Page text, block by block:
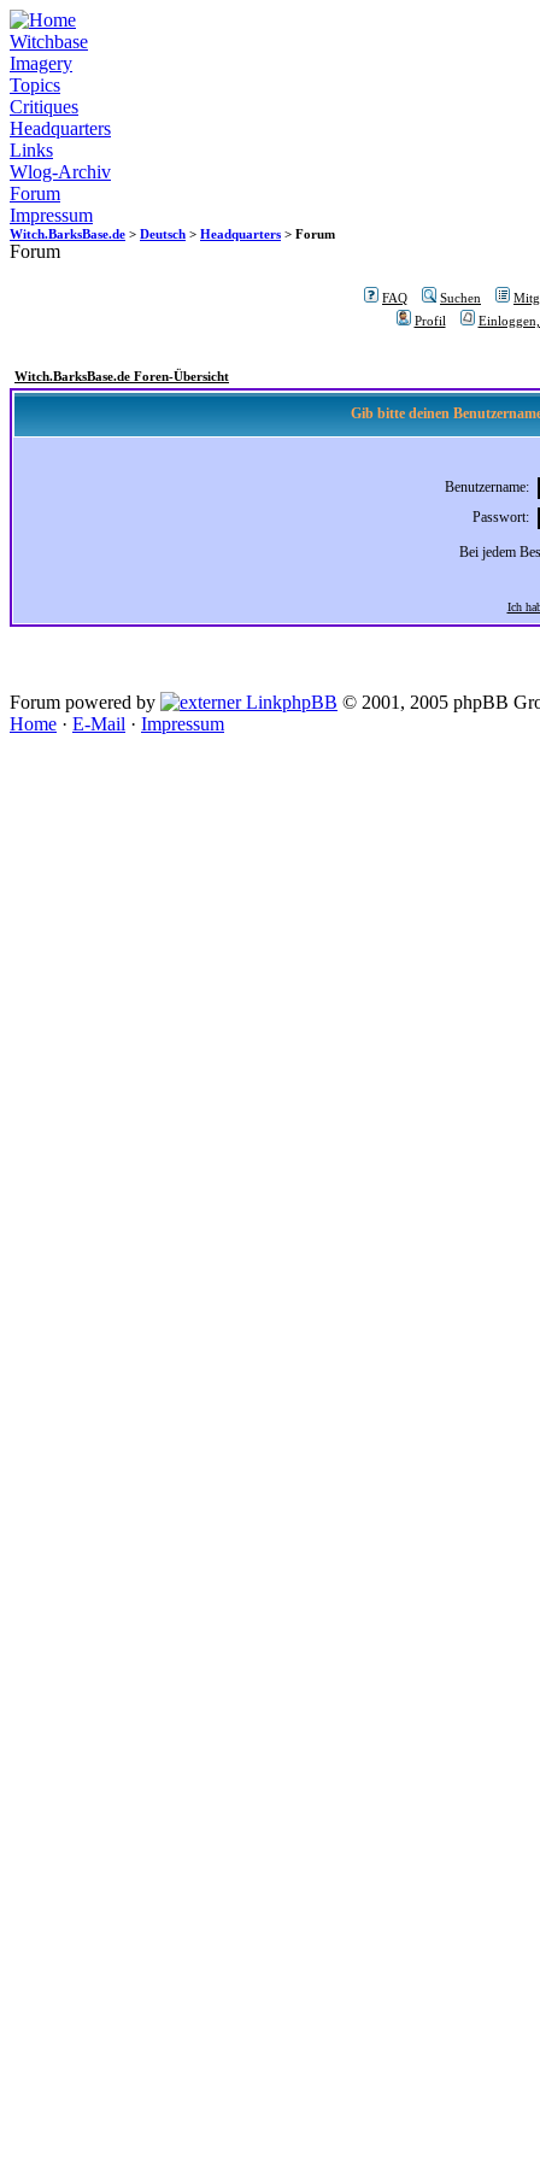
Witchbase
Imagery
Topics
Critiques
Headquarters
Links
Wlog-Archiv
Forum
Impressum
Witch.BarksBase.de > Deutsch > Headquarters > Forum
Forum
FAQ Suchen
Profil
Witch.BarksBase.de Foren-Übersicht
Gib bitte deinen
Benutzername:
Passwort:
Bei jedem
Ich
Forum powered by phpBB © 2001, 2005 phpBB
Home · E-Mail · Impressum